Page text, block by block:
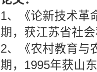
1、《论新技术革
期，获江苏省社
2、《农村教育与
期，1995年获山